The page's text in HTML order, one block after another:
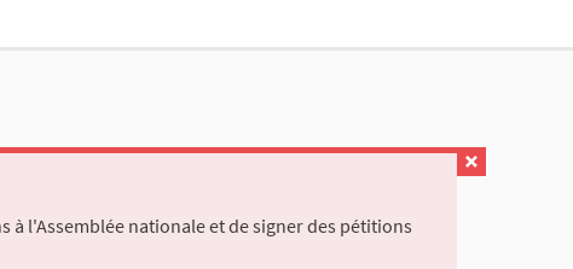
l'Assemblée nationale et de signer des pétitions